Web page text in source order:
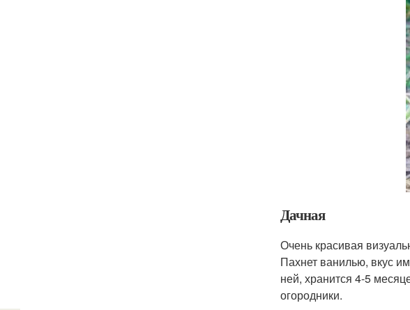
Дачная
Очень красивая
Пахнет ванилью, вкус
ней, хранится 4-5
огородники.